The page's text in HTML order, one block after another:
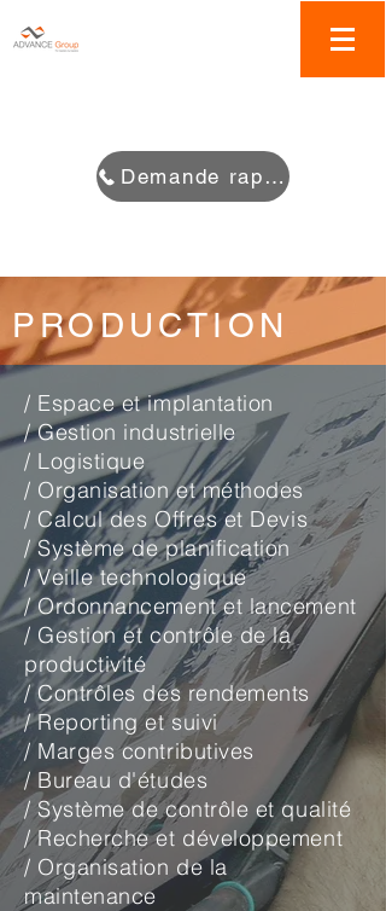
Demande rappel
PRODUCTION
/ Espace et implantation
/ Gestion industrielle
/ Logistique
/ Organisation et méthodes
/ Calcul des Offres et Devis
/ Système de planification
/ Veille technologique
/ Ordonnancement et lancement
/ Gestion et contrôle de la
productivité
/ Contrôles des rendements
/ Reporting et suivi
/ Marges contributives
/ Bureau d'études
/ Système de contrôle et qualité
/ Recherche et développement
/ Organisation de la
maintenance